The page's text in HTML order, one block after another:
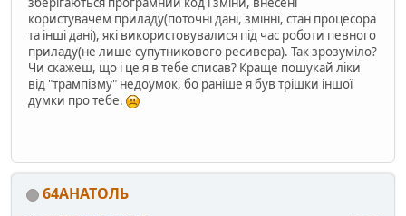
користувачем приладу(поточні дані, змінні, стан процесора
та інші дані), які використовувалися під час роботи певного
приладу(не лише супутникового ресивера). Так зрозуміло?
Чи скажеш, що і це я в тебе списав? Краще пошукай ліки
від "трампізму" недоумок, бо раніше я був трішки іншої
думки про тебе.
64АНАТОЛЬ